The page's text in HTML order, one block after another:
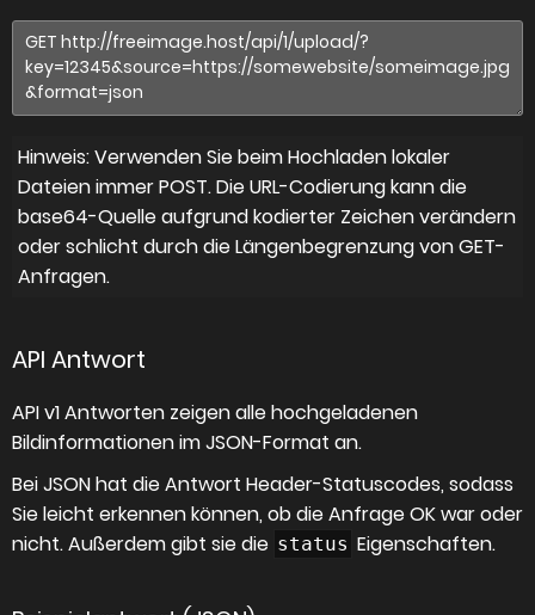
Hinweis: Verwenden Sie beim Hochladen lokaler
Dateien immer POST. Die URL-Codierung kann die
base64-Quelle aufgrund kodierter Zeichen verändern
oder schlicht durch die Längenbegrenzung von GET-
Anfragen.
API Antwort
API v1 Antworten zeigen alle hochgeladenen
Bildinformationen im JSON-Format an.
Bei JSON hat die Antwort Header-Statuscodes, sodass
Sie leicht erkennen können, ob die Anfrage OK war oder
nicht. Außerdem gibt sie die status Eigenschaften.